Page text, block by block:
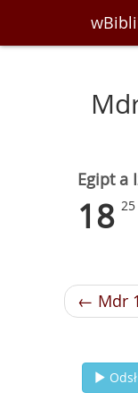
Egipt a
18 25
← Mdr